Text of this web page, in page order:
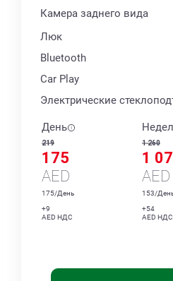
Камера заднего вида
Люк
Bluetooth
Car Play
Электрические
День
219
175
AED
175/День
+9
AED НДС
1 260
1
AED
153/
+54
AED НДС